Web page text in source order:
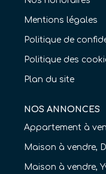
Mentions légales
Politique de
Politique des
Plan du site
NOS ANNONCES
Appartement à
Maison à vendre,
Maison à vendre,